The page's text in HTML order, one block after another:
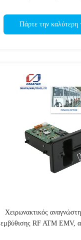
Πάρτε την καλύτερη
Χειρωνακτικός
εμβύθισης RF ATM EMV,